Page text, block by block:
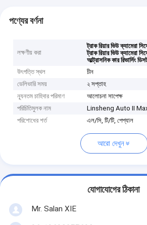
পণ্যের বর্ণনা
লক্ষণীয় করা
ট্রাক রিয়ার ভিউ ক্যামেরা
ট্রাক রিয়ার ভিউ ক্যামেরা
আল্ট্রাসনিক কার রিভার্সিং
উৎপত্তি স্থল
চীন
ডেলিভারি সময়
২ সপ্তাহ
ন্যূনতম চাহিদার পরিমাণ
আলোচনা সাপেক্ষ
পরিচিতিমুলক নাম
Linsheng Auto II
পরিশোধের শর্ত
এল/সি, টি/টি, পেপ্যাল
আরো দেখুন
যোগাযোগের ঠিকানা
Mr. Salan XIE